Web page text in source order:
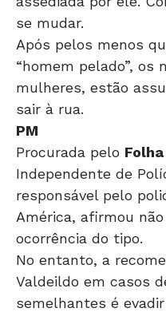
se mudar.
Após pelos menos
“homem pelado”, os
mulheres, estão
sair à rua.
PM
Procurada pelo Folha
Independente de
responsável pelo
América, afirmou
ocorrência do tipo.
No entanto, a
Valdeildo em casos
semelhantes é